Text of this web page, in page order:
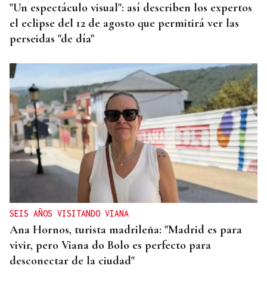
"Un espectáculo visual": así describen los expertos
el eclipse del 12 de agosto que permitirá ver las
perseidas "de día"
SEIS AÑOS VISITANDO VIANA
Ana Hornos, turista madrileña: "Madrid es para
vivir, pero Viana do Bolo es perfecto para
desconectar de la ciudad"